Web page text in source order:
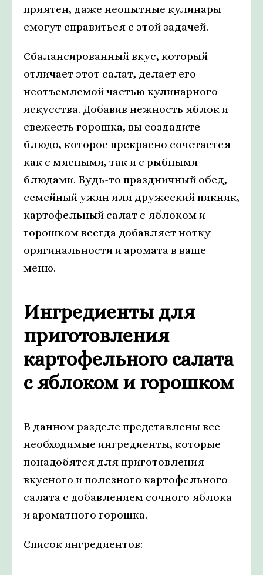
приятен, даже неопытные кулинары
смогут справиться с этой задачей.
Сбалансированный вкус, который
отличает этот салат, делает его
неотъемлемой частью кулинарного
искусства. Добавив нежность яблок и
свежесть горошка, вы создадите
блюдо, которое прекрасно сочетается
как с мясными, так и с рыбными
блюдами. Будь-то праздничный обед,
семейный ужин или дружеский пикник,
картофельный салат с яблоком и
горошком всегда добавляет нотку
оригинальности и аромата в ваше
меню.
Ингредиенты для
приготовления
картофельного салата
с яблоком и горошком
В данном разделе представлены все
необходимые ингредиенты, которые
понадобятся для приготовления
вкусного и полезного картофельного
салата с добавлением сочного яблока
и ароматного горошка.
Список ингредиентов: